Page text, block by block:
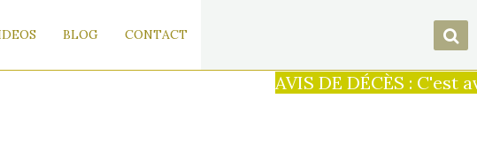
AVIS DE DÉCÈS : C'est
BLOG CONTACT